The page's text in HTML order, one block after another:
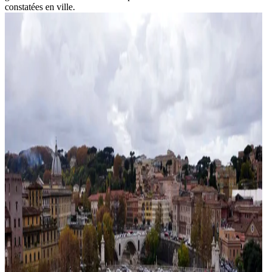
constatées en ville.